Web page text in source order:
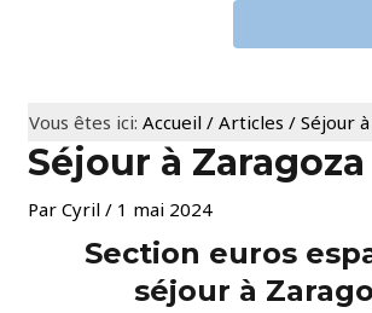
Vous êtes ici:Accueil /Articles /Séjour
Séjour à Zaragoza
ParCyril/ 1 mai 2024
Section euros
séjour à